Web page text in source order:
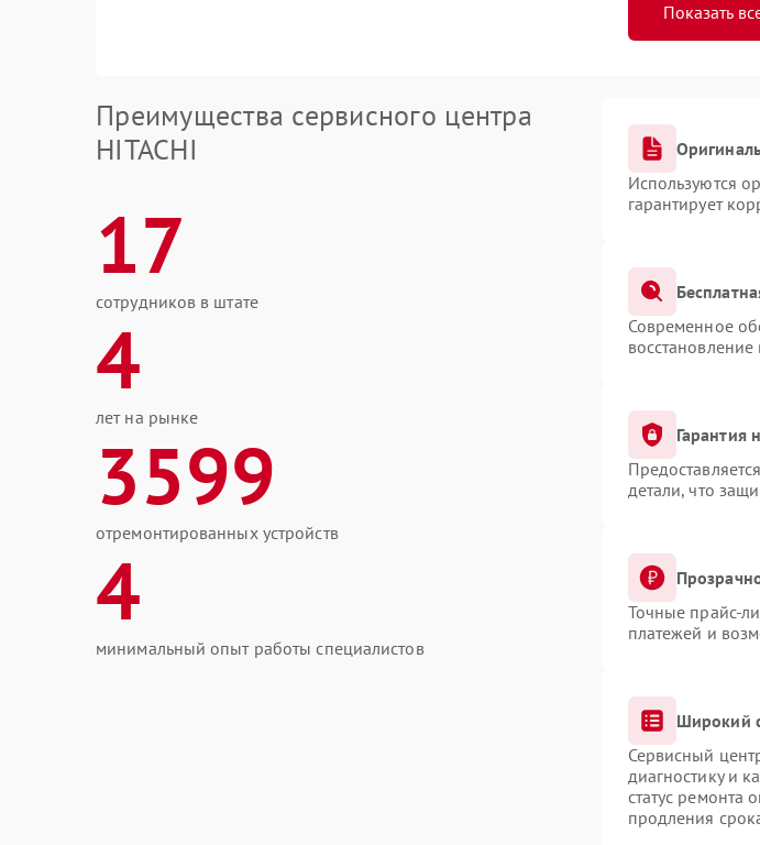
Показать
Преимущества сервисного центра
HITACHI
17
сотрудников в штате
4
лет на рынке
3599
отремонтированных устройств
4
минимальный опыт работы специалистов
Используются
гарантирует
Современное
Гарантия
детали, что
Точные прайс-
платежей и
Широкий
Сервисный
диагностику и
статус ремонта
продления